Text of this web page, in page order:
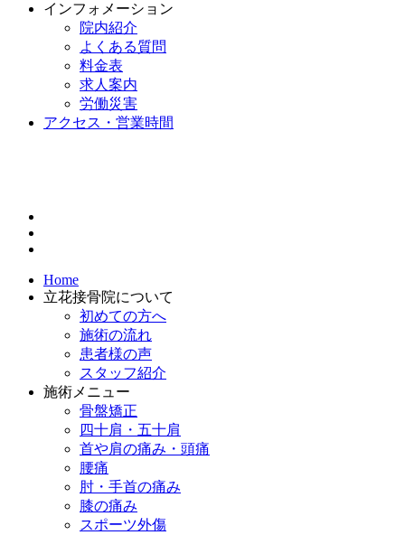
インフォメーション
院内紹介
よくある質問
料金表
求人案内
労働災害
アクセス・営業時間
Home
立花接骨院について
初めての方へ
施術の流れ
患者様の声
スタッフ紹介
施術メニュー
骨盤矯正
四十肩・五十肩
首や肩の痛み・頭痛
腰痛
肘・手首の痛み
膝の痛み
スポーツ外傷